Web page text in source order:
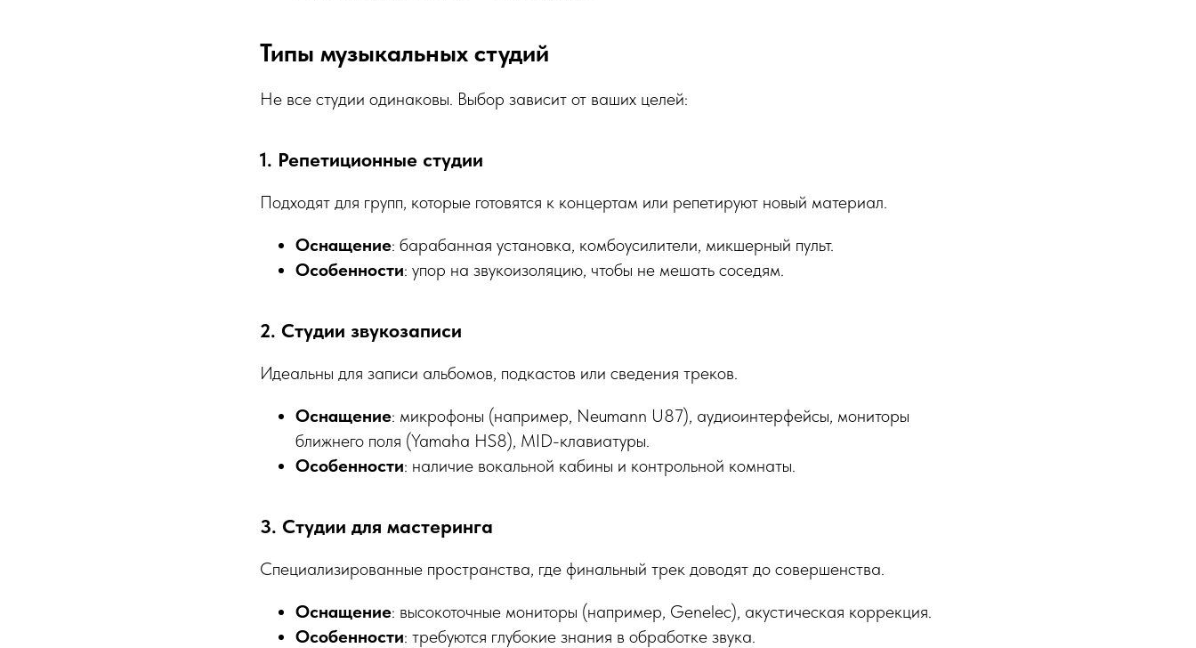
Типы музыкальных студий
Не все студии одинаковы. Выбор зависит от ваших целей:
1. Репетиционные студии
Подходят для групп, которые готовятся к концертам или репетируют новый материал.
Оснащение: барабанная установка, комбоусилители, микшерный пульт.
Особенности: упор на звукоизоляцию, чтобы не мешать соседям.
2. Студии звукозаписи
Идеальны для записи альбомов, подкастов или сведения треков.
Оснащение: микрофоны (например, Neumann U87), аудиоинтерфейсы, мониторы
ближнего поля (Yamaha HS8), MID-клавиатуры.
Особенности: наличие вокальной кабины и контрольной комнаты.
3. Студии для мастеринга
Специализированные пространства, где финальный трек доводят до совершенства.
Оснащение: высокоточные мониторы (например, Genelec), акустическая коррекция.
Особенности: требуются глубокие знания в обработке звука.